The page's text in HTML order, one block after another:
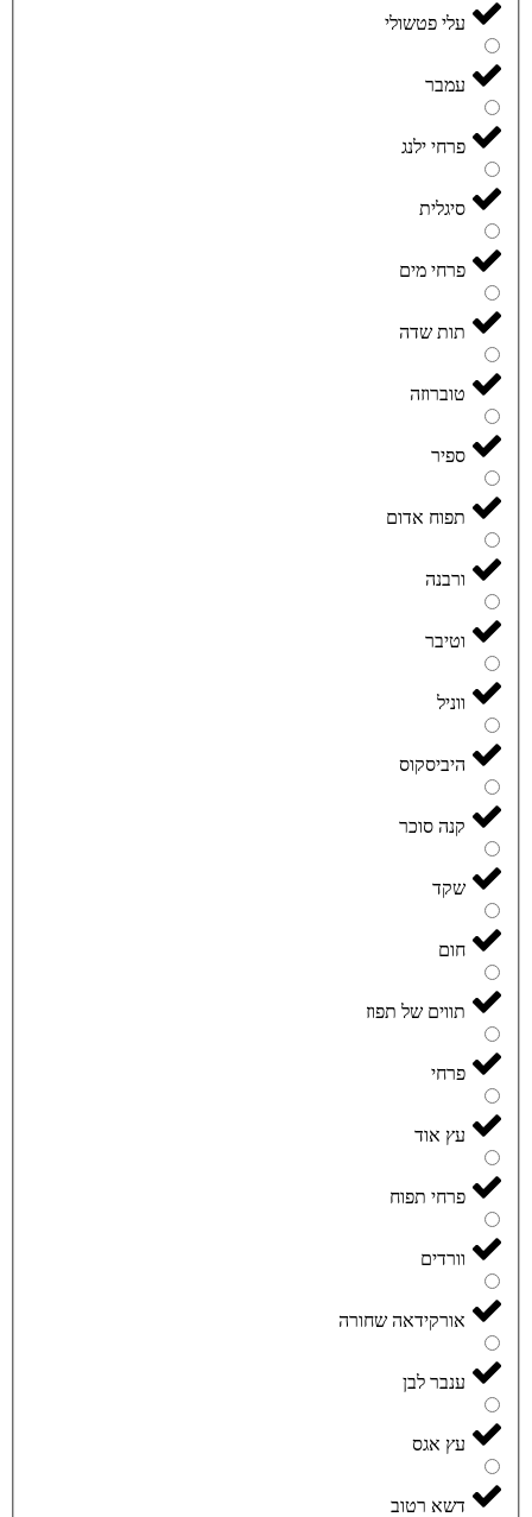
עלי פטשולי
עמבר
פרחי ילנג
סיגלית
פרחי מים
תות שדה
טוברוזה
ספיר
תפוח אדום
ורבנה
וטיבר
ווניל
היביסקוס
קנה סוכר
שקד
חום
תווים של תפוז
פרחי
עץ אוד
פרחי תפוח
וורדים
אורקידאה שחורה
ענבר לבן
עץ אגס
דשא רטוב